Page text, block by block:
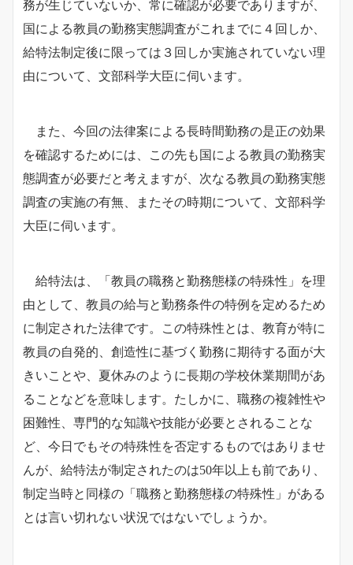
務が生じていないか、常に確認が必要でありますが、
国による教員の勤務実態調査がこれまでに４回しか、
給特法制定後に限っては３回しか実施されていない理
由について、文部科学大臣に伺います。
また、今回の法律案による長時間勤務の是正の効果
を確認するためには、この先も国による教員の勤務実
態調査が必要だと考えますが、 次なる教員の勤務実態
調査の実施の有無、またその時期について、文部科学
大臣に伺います。
給特法は、「教員の職務と勤務態様の特殊性」を理
由として、教員の給与と勤務条件の特例を定めるため
に制定された法律です。この特殊性とは、教育が特に
教員の自発的、創造性に基づく勤務に期待する面が大
きいことや、夏休みのように長期の学校休業期間があ
ることなどを意味します。たしかに、職務の複雑性や
困難性、専門的な知識や技能が必要とされることな
ど、今日でもその特殊性を否定するものではありませ
んが、給特法が制定されたのは50年以上も前であり、
制定当時と同様の「職務と勤務態様の特殊性」がある
とは言い切れない状況ではないでしょうか。